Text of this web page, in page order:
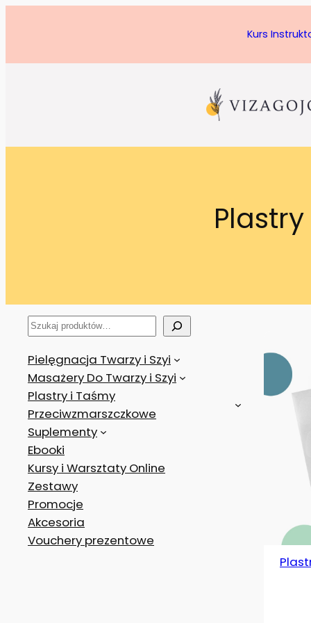
Kurs
S
z
u
k
a
j
Pielęgnacja Twarzy i Szyi
Masażery Do Twarzy i Szyi
Plastry i Taśmy
Przeciwzmarszczkowe
Suplementy
Ebooki
Kursy i Warsztaty Online
Zestawy
Promocje
Akcesoria
Vouchery prezentowe